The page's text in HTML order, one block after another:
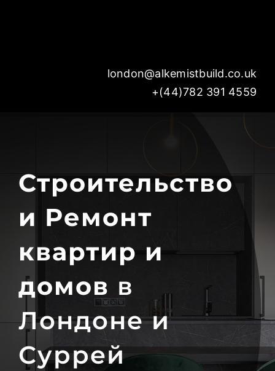
london@alkemistbuild.co.uk
+(44)782 391 4559
Строительство
и Ремонт
квартир и
домов в
Лондоне и
Суррей